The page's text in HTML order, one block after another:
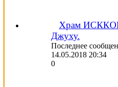
Храм
Джуху.
Последнее
14.05.2018 20:34
0